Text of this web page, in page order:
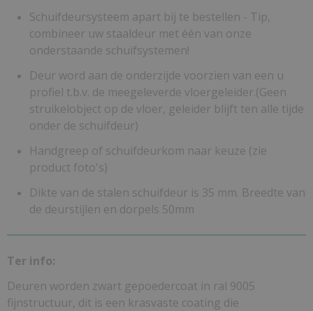
Schuifdeursysteem apart bij te bestellen - Tip,
combineer uw staaldeur met één van onze
onderstaande schuifsystemen!
Deur word aan de onderzijde voorzien van een u
profiel t.b.v. de meegeleverde vloergeleider.(Geen
struikelobject op de vloer, geleider blijft ten alle tijde
onder de schuifdeur)
Handgreep of schuifdeurkom naar keuze (zie
product foto's)
Dikte van de stalen schuifdeur is 35 mm. Breedte van
de deurstijlen en dorpels 50mm
Ter info:
Deuren worden zwart gepoedercoat in ral 9005
fijnstructuur, dit is een krasvaste coating die